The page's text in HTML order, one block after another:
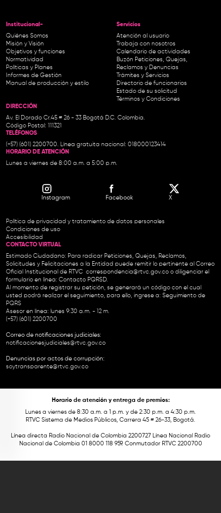
Institucional-
Quiénes Somos
Misión y Visión
Objetivos y funciones
Normatividad
Políticas y Planes
Informes de Gestión
Manual de producción y estilo
Servicios
Atención al usuario
Trabaja con nosotros
Calendario de actividades
Buzón Peticiones, Quejas,
Reclamos y Denuncias
Trámites y Servicios
Directorio de funcionarios
Estado de su solicitud
Términos y Condiciones
DIRECCIÓN
Av. El Dorado Cr.45 # 26 - 33 Bogotá D.C. Colombia.
Código Postal: 111321
TELÉFONOS
(+57) (601) 2200700. Línea gratuita nacional: 018000123414
HORARIO DE ATENCIÓN
Lunes a viernes de 8:00 a.m. a 5:00 p.m.
Instagram Facebook X
Política de privacidad y tratamiento de datos personales
Condiciones de uso
Accesibilidad
CONTACTO VIRTUAL
Estimado Ciudadano: Para radicar Peticiones, Quejas, Reclamos,
Solicitudes y Felicitaciones a la Entidad puede remitir lo pertinente al Correo
Oficial Institucional de RTVC correspondencia@rtvc.gov.co o diligenciar el
formulario en línea: Contacto PQRSD.
Al momento de registrar su petición, se generará un código con el cual
usted podrá realizar el seguimiento, para ello, ingrese a: Seguimiento de
PQRS
Asesor en línea: lunes 9:30 a.m. - 12 m.
(+57) (601) 2200700
Correo de notificaciones judiciales:
notificacionesjudiciales@rtvc.gov.co
Denuncias por actos de corrupción:
soytransparente@rtvc.gov.co
Horario de atención y entrega de premios:
Lunes a viernes de 8:30 a.m. a 1 p.m. y de 2:30 p.m. a 4:30 p.m.
RTVC Sistema de Medios Públicos, Carrera 45 # 26-33, Bogotá.
Línea directa Radio Nacional de Colombia 2200727 Línea Nacional Radio
Nacional de Colombia 01 8000 118 959. Conmutador RTVC 2200700